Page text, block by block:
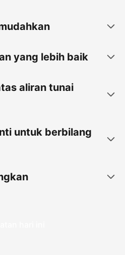
yang lebih baik
aliran tunai
untuk berbilang
hari ini